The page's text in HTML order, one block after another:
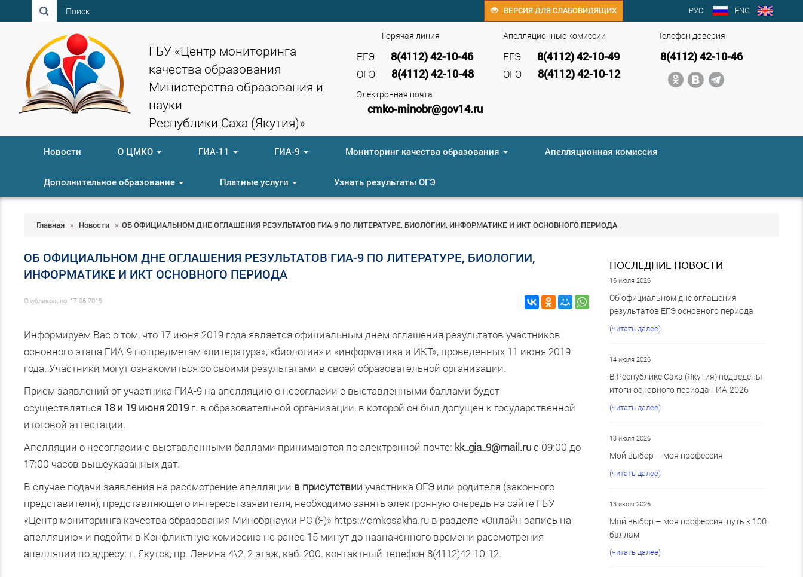
РУС ENG
ВЕРСИЯ ДЛЯ СЛАБОВИДЯЩИХ
Поиск
ГБУ «Центр мониторинга
качества образования
Министерства образования и
науки
Республики Саха (Якутия)»
Телефон доверия
8(4112) 42-10-46
Апелляционные комиссии
ЕГЭ 8(4112) 42-10-49
ОГЭ 8(4112) 42-10-12
Горячая линия
ЕГЭ 8(4112) 42-10-46
ОГЭ 8(4112) 42-10-48
Электронная почта
cmko-minobr@gov14.ru
Новости О ЦМКО ГИА-11 ГИА-9 Мониторинг качества образования Апелляционная комиссия
Дополнительное образование Платные услуги Узнать результаты ОГЭ
Главная » Новости » ОБ ОФИЦИАЛЬНОМ ДНЕ ОГЛАШЕНИЯ РЕЗУЛЬТАТОВ ГИА-9 ПО ЛИТЕРАТУРЕ, БИОЛОГИИ, ИНФОРМАТИКЕ И ИКТ ОСНОВНОГО ПЕРИОДА
ОБ ОФИЦИАЛЬНОМ ДНЕ ОГЛАШЕНИЯ РЕЗУЛЬТАТОВ ГИА-9 ПО ЛИТЕРАТУРЕ, БИОЛОГИИ,
ИНФОРМАТИКЕ И ИКТ ОСНОВНОГО ПЕРИОДА
Опубликовано: 17.06.2019
Информируем Вас о том, что 17 июня 2019 года является официальным днем оглашения результатов участников
основного этапа ГИА-9 по предметам «литература», «биология» и «информатика и ИКТ», проведенных 11 июня 2019
года. Участники могут ознакомиться со своими результатами в своей образовательной организации.
Прием заявлений от участника ГИА-9 на апелляцию о несогласии с выставленными баллами будет
осуществляться 18 и 19 июня 2019 г. в образовательной организации, в которой он был допущен к государственной
итоговой аттестации.
Апелляции о несогласии с выставленными баллами принимаются по электронной почте: kk_gia_9@mail.ruс 09:00 до
17:00 часов вышеуказанных дат.
В случае подачи заявления на рассмотрение апелляции в присутствии участника ОГЭ или родителя (законного
представителя), представляющего интересы заявителя, необходимо занять электронную очередь на сайте ГБУ
«Центр мониторинга качества образования Минобрнауки РС (Я)» https://cmkosakha.ru в разделе «Онлайн запись на
апелляцию» и подойти в Конфликтную комиссию не ранее 15 минут до назначенного времени рассмотрения
апелляции по адресу: г. Якутск, пр. Ленина 4\2, 2 этаж, каб. 200. контактный телефон 8(4112)42-10-12.
ПОСЛЕДНИЕ НОВОСТИ
16 июля 2026
Об официальном дне оглашения
результатов ЕГЭ основного периода
(читать далее)
14 июля 2026
В Республике Саха (Якутия) подведены
итоги основного периода ГИА-2026
(читать далее)
13 июля 2026
Мой выбор – моя профессия
(читать далее)
13 июля 2026
Мой выбор – моя профессия: путь к 100
баллам
(читать далее)